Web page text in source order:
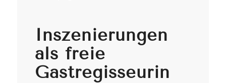
Inszenierungen
als freie
Gastregisseurin